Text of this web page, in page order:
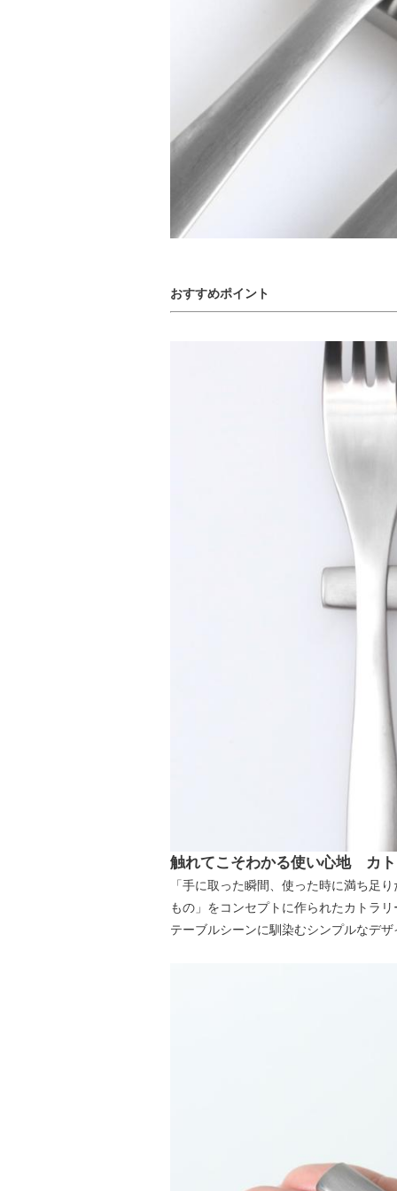
おすすめポイント
触れてこそわかる使い心地 カ
「手に取った瞬間、使った時に満ち足
もの」をコンセプトに作られたカトラ
テーブルシーンに馴染むシンプルなデ